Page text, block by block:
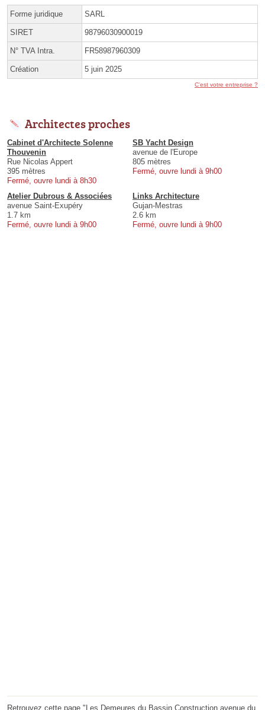
Forme juridique SARL
SIRET 98796030900019
N° TVA Intra. FR58987960309
Création 5 juin 2025
C'est votre entreprise ?
Architectes proches
Cabinet d'Architecte Solenne
Thouvenin
Rue Nicolas Appert
395 mètres
Fermé, ouvre lundi à 8h30
SB Yacht Design
avenue de l'Europe
805 mètres
Fermé, ouvre lundi à 9h00
Atelier Dubrous & Associées
avenue Saint-Exupéry
1.7 km
Fermé, ouvre lundi à 9h00
Links Architecture
Gujan-Mestras
2.6 km
Fermé, ouvre lundi à 9h00
Retrouvez cette page "Les Demeures du Bassin Construction avenue du